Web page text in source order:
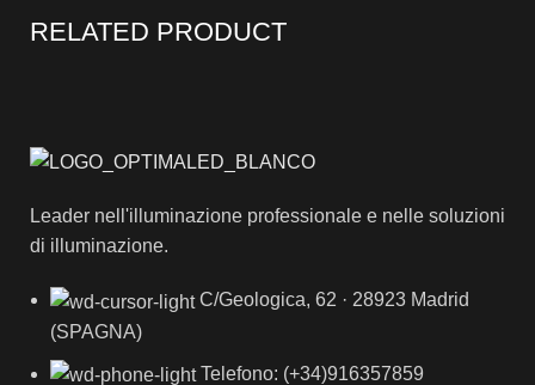
RELATED PRODUCT
Leader nell'illuminazione professionale e nelle soluzioni
di illuminazione.
C/Geologica, 62 · 28923 Madrid
(SPAGNA)
Telefono: (+34)916357859